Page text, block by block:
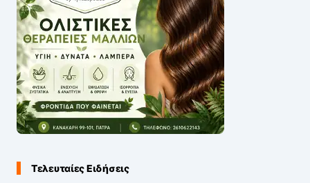
Τελευταίες Ειδήσεις